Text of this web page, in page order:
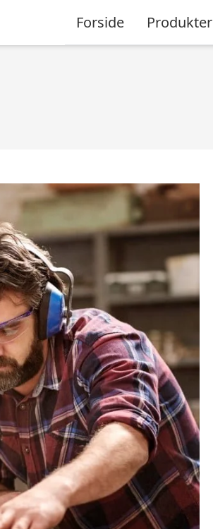
Forside Produkter